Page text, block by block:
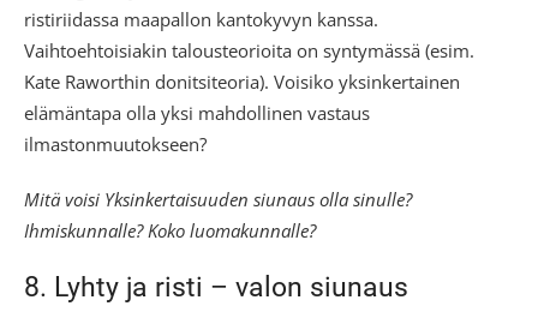
ristiriidassa maapallon kantokyvyn kanssa.
Vaihtoehtoisiakin talousteorioita on syntymässä (esim.
Kate Raworthin donitsiteoria). Voisiko yksinkertainen
elämäntapa olla yksi mahdollinen vastaus
ilmastonmuutokseen?
Mitä voisi Yksinkertaisuuden siunaus olla sinulle?
Ihmiskunnalle? Koko luomakunnalle?
8. Lyhty ja risti – valon siunaus